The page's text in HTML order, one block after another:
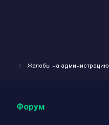
Жалобы на администрацию
Форум